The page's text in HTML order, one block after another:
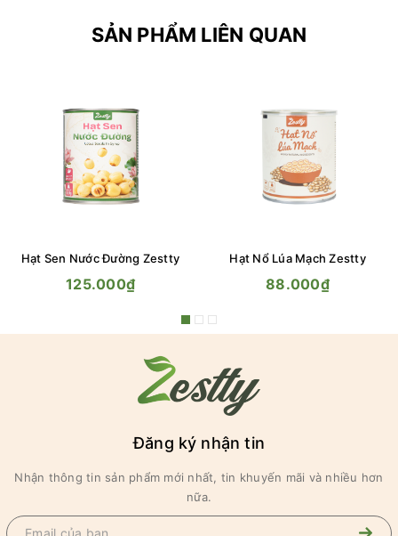
SẢN PHẨM LIÊN QUAN
Hạt Sen Nước Đường Zestty
125.000₫
Hạt Nổ Lúa Mạch Zestty
88.000₫
Đăng ký nhận tin
Nhận thông tin sản phẩm mới nhất, tin khuyến mãi và nhiều hơn
nữa.